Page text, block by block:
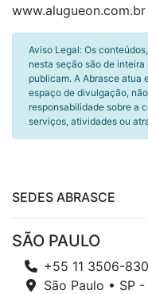
www.alugueon.com.br
Aviso Legal: Os
nesta seção são de
publicam. A Abrasce atua
espaço de divulgação,
responsabilidade sobre a
serviços, atividades ou
SEDES ABRASCE
SÃO PAULO
+55 11 3506-
São Paulo • SP